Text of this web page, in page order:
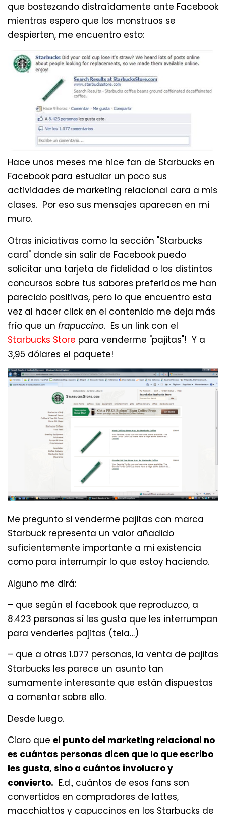
que bostezando distraídamente ante Facebook
mientras espero que los monstruos se
despierten, me encuentro esto:
Hace unos meses me hice fan de Starbucks en
Facebook para estudiar un poco sus
actividades de marketing relacional cara a mis
clases. Por eso sus mensajes aparecen en mi
muro.
Otras iniciativas como la sección "Starbucks
card" donde sin salir de Facebook puedo
solicitar una tarjeta de fidelidad o los distintos
concursos sobre tus sabores preferidos me han
parecido positivas, pero lo que encuentro esta
vez al hacer click en el contenido me deja más
frío que un frapuccino. Es un link con el
Starbucks Store para venderme "pajitas"! Y a
3,95 dólares el paquete!
Me pregunto si venderme pajitas con marca
Starbuck representa un valor añadido
suficientemente importante a mi existencia
como para interrumpir lo que estoy haciendo.
Alguno me dirá:
– que según el facebook que reproduzco, a
8.423 personas sí les gusta que les interrumpan
para venderles pajitas (tela…)
– que a otras 1.077 personas, la venta de pajitas
Starbucks les parece un asunto tan
sumamente interesante que están dispuestas
a comentar sobre ello.
Desde luego.
Claro que el punto del marketing relacional no
es cuántas personas dicen que lo que escribo
les gusta, sino a cuántos involucro y
convierto. E.d., cuántos de esos fans son
convertidos en compradores de lattes,
macchiattos y capuccinos en los Starbucks de